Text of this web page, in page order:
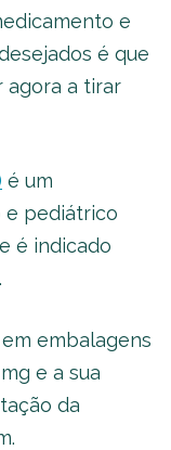
e
é que
agora a tirar
é um
e pediátrico
é indicado
embalagens
e a sua
da